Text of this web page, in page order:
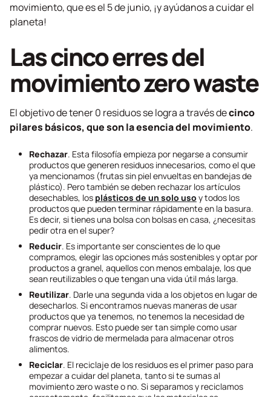
movimiento, que es el 5 de junio, ¡y ayúdanos a cuidar el
planeta!
Las cinco erres del
movimientozero waste
El objetivo de tener 0 residuos se logra a través decinco
pilares básicos, que son la esencia del movimiento.
Rechazar. Esta filosofía empieza por negarse a consumir
productos que generen residuos innecesarios, como el que
ya mencionamos (frutas sin piel envueltas en bandejas de
plástico). Pero también se deben rechazar los artículos
desechables, los plásticos de un solo usoy todos los
productos que pueden terminar rápidamente en la basura.
Es decir, si tienes una bolsa con bolsas en casa, ¿necesitas
pedir otra en el super?
Reducir. Es importante ser conscientes de lo que
compramos, elegir las opciones más sostenibles y optar por
productos a granel, aquellos con menos embalaje, los que
sean reutilizables o que tengan una vida útil más larga.
Reutilizar. Darle una segunda vida a los objetos en lugar de
desecharlos. Si encontramos nuevas maneras de usar
productos que ya tenemos, no tenemos la necesidad de
comprar nuevos. Esto puede ser tan simple como usar
frascos de vidrio de mermelada para almacenar otros
alimentos.
Reciclar. El reciclaje de los residuos es el primer paso para
empezar a cuidar del planeta, tanto si te sumas al
movimientozero wasteo no. Si separamos y reciclamos